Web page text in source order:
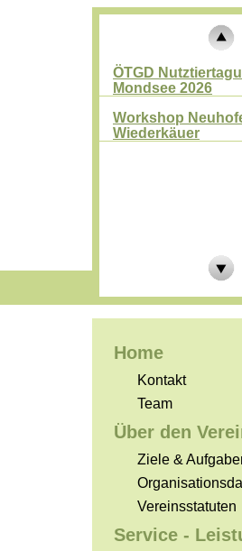
ÖTGD
Mondsee 2026
Workshop
Wiederkäuer
Home
Kontakt
Team
Über den
Ziele &
Vereinsstatuten
Service -